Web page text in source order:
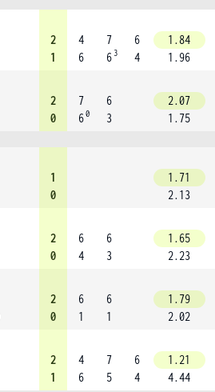
2
1
4
6
7
6 3
6
4
1.84
1.96
2
0
7
60
6
3
2.07
1.75
1
0
1.71
2.13
2
0
6
4
6
3
1.65
2.23
2
0
6
1
6
1
1.79
2.02
2
1
4
6
7
5
6
4
1.21
4.44